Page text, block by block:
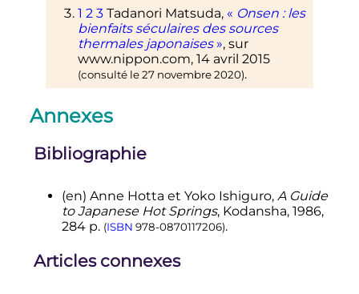
1 2 3 Tadanori Matsuda, « Onsen : les
bienfaits séculaires des sources
thermales japonaises », sur
www.nippon.com, 14 avril 2015
(consulté le27 novembre 2020).
Annexes
Bibliographie
(en) Anne Hotta et Yoko Ishiguro, A Guide
to Japanese Hot Springs, Kodansha, 1986,
284 p. (ISBN 978-0870117206).
Articles connexes